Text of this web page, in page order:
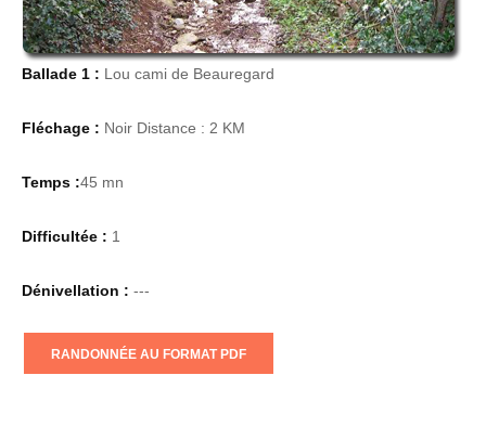
Ballade 1 : Lou cami de Beauregard
Fléchage : Noir Distance : 2 KM
Temps :45 mn
Difficultée : 1
Dénivellation : ---
RANDONNÉE AU FORMAT PDF